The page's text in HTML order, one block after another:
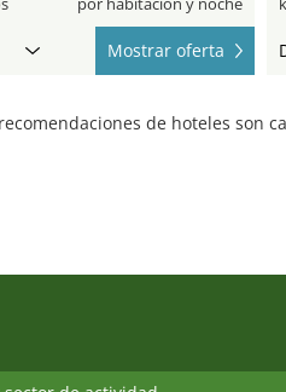
Mostrar oferta
de hoteles son